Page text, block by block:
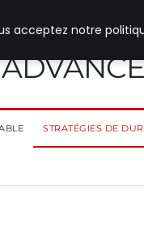
STRATÉGIES DE
acceptez notre